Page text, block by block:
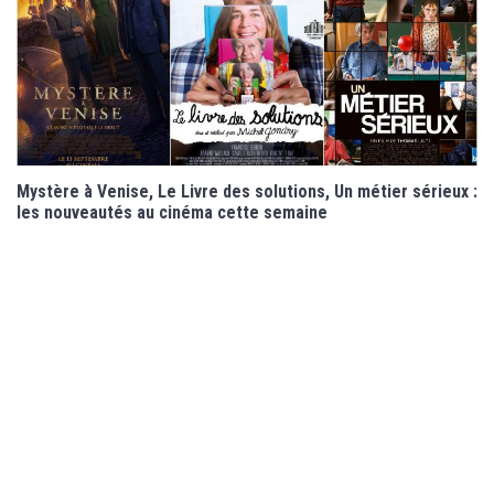
Mystère à Venise, Le Livre des solutions, Un métier sérieux :
les nouveautés au cinéma cette semaine